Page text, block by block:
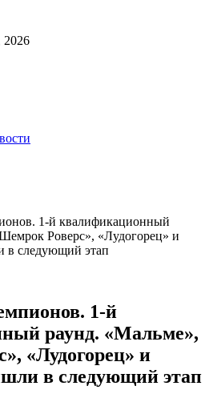
2026
1-й квалификационный
Роверс», «Лудогорец» и
следующий этап
1-й
раунд. «Мальме»,
«Лудогорец» и
в следующий этап